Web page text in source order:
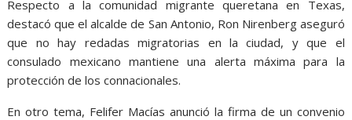
Respecto a la comunidad migrante queretana en Texas,
destacó que el alcalde de San Antonio, Ron Nirenberg aseguró
que no hay redadas migratorias en la ciudad, y que el
consulado mexicano mantiene una alerta máxima para la
protección de los connacionales.
En otro tema, Felifer Macías anunció la firma de un convenio